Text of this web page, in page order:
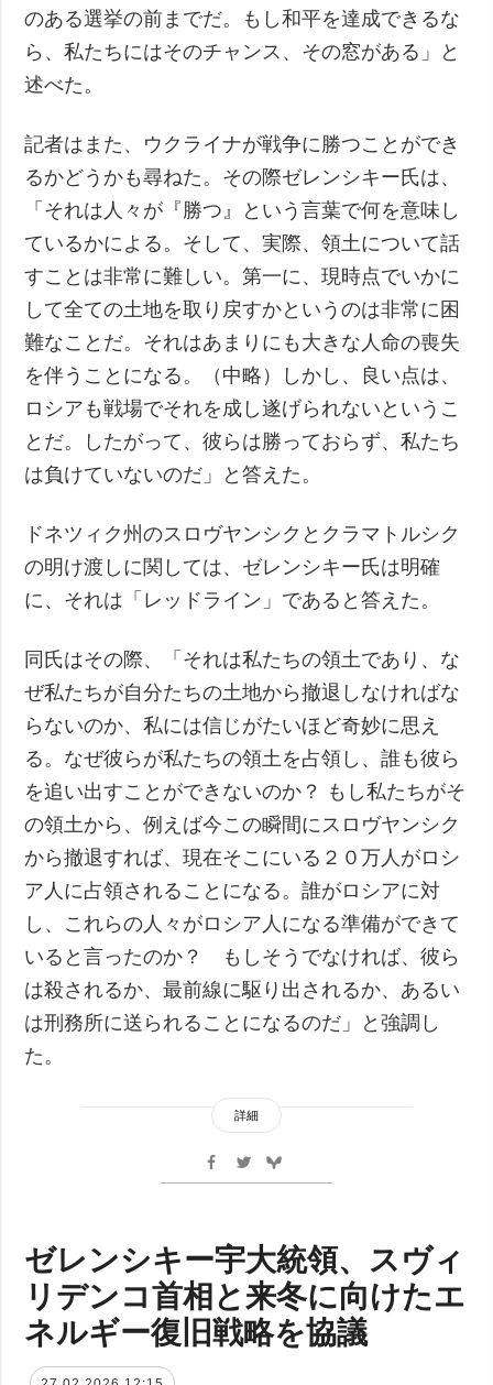
のある選挙の前までだ。もし和平を達成できるな
ら、私たちにはそのチャンス、その窓がある」と
述べた。
記者はまた、ウクライナが戦争に勝つことができ
るかどうかも尋ねた。その際ゼレンシキー氏は、
「それは人々が『勝つ』という言葉で何を意味し
ているかによる。そして、実際、領土について話
すことは非常に難しい。第一に、現時点でいかに
して全ての土地を取り戻すかというのは非常に困
難なことだ。それはあまりにも大きな人命の喪失
を伴うことになる。（中略）しかし、良い点は、
ロシアも戦場でそれを成し遂げられないというこ
とだ。したがって、彼らは勝っておらず、私たち
は負けていないのだ」と答えた。
ドネツィク州のスロヴヤンシクとクラマトルシク
の明け渡しに関しては、ゼレンシキー氏は明確
に、それは「レッドライン」であると答えた。
同氏はその際、「それは私たちの領土であり、な
ぜ私たちが自分たちの土地から撤退しなければな
らないのか、私には信じがたいほど奇妙に思え
る。なぜ彼らが私たちの領土を占領し、誰も彼ら
を追い出すことができないのか？ もし私たちがそ
の領土から、例えば今この瞬間にスロヴヤンシク
から撤退すれば、現在そこにいる２０万人がロシ
ア人に占領されることになる。誰がロシアに対
し、これらの人々がロシア人になる準備ができて
いると言ったのか？ もしそうでなければ、彼ら
は殺されるか、最前線に駆り出されるか、あるい
は刑務所に送られることになるのだ」と強調し
た。
詳細
ゼレンシキー宇大統領、スヴィ
リデンコ首相と来冬に向けたエ
ネルギー復旧戦略を協議